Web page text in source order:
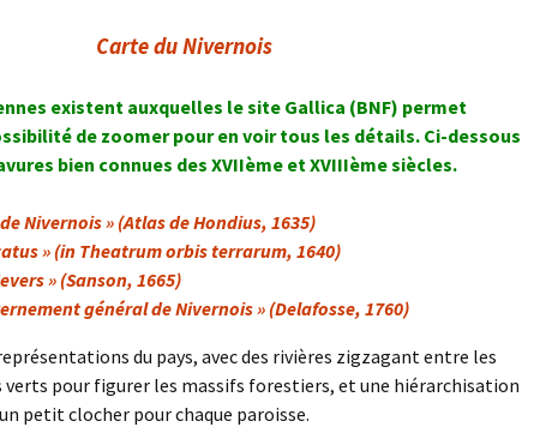
Carte du Nivernois
existent auxquelles le site Gallica (BNF) permet
de zoomer pour en voir tous les détails. Ci-dessous
bien connues des XVIIème et XVIIIème siècles.
Nivernois » (Atlas de Hondius, 1635)
» (in Theatrum orbis terrarum, 1640)
» (Sanson, 1665)
général de Nivernois » (Delafosse, 1760)
du pays, avec des rivières zigzagant entre les
verts pour figurer les massifs forestiers, et une hiérarchisation
petit clocher pour chaque paroisse.